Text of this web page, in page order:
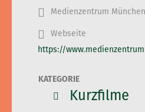
Medienzentrum
Webseite
https://
KATEGORIE
Kurzfilme